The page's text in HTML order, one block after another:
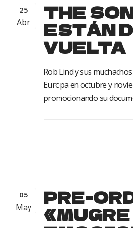
25
Abr THE
ESTÁN
VUELTA
Rob Lind y sus
Europa en octubre y
promocionando su
05
May PRE-
«MUGRE